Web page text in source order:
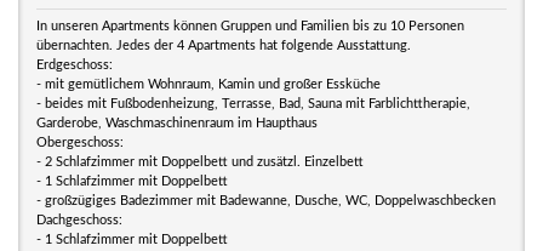
In unseren Apartments können Gruppen und Familien bis zu 10 Personen
übernachten. Jedes der 4 Apartments hat folgende Ausstattung.
Erdgeschoss:
- mit gemütlichem Wohnraum, Kamin und großer Essküche
- beides mit Fußbodenheizung, Terrasse, Bad, Sauna mit Farblichttherapie,
Garderobe, Waschmaschinenraum im Haupthaus
Obergeschoss:
- 2 Schlafzimmer mit Doppelbett und zusätzl. Einzelbett
- 1 Schlafzimmer mit Doppelbett
- großzügiges Badezimmer mit Badewanne, Dusche, WC, Doppelwaschbecken
Dachgeschoss:
- 1 Schlafzimmer mit Doppelbett